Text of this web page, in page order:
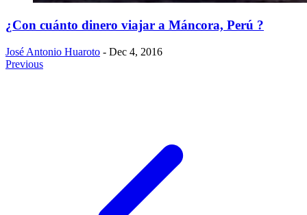
¿Con cuánto dinero viajar a Máncora, Perú ?
José Antonio Huaroto - Dec 4, 2016
Previous